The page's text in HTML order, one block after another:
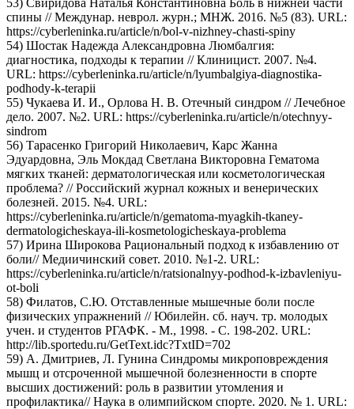
53) Свиридова Наталья Константиновна Боль в нижней части
спины // Междунар. неврол. журн.; МНЖ. 2016. №5 (83). URL:
https://cyberleninka.ru/article/n/bol-v-nizhney-chasti-spiny
54) Шостак Надежда Александровна Люмбалгия:
диагностика, подходы к терапии // Клиницист. 2007. №4.
URL: https://cyberleninka.ru/article/n/lyumbalgiya-diagnostika-
podhody-k-terapii
55) Чукаева И. И., Орлова Н. В. Отечный синдром // Лечебное
дело. 2007. №2. URL: https://cyberleninka.ru/article/n/otechnyy-
sindrom
56) Тарасенко Григорий Николаевич, Карс Жанна
Эдуардовна, Эль Мокдад Светлана Викторовна Гематома
мягких тканей: дерматологическая или косметологическая
проблема? // Российский журнал кожных и венерических
болезней. 2015. №4. URL:
https://cyberleninka.ru/article/n/gematoma-myagkih-tkaney-
dermatologicheskaya-ili-kosmetologicheskaya-problema
57) Ирина Широкова Рациональный подход к избавлению от
боли// Медиичинский совет. 2010. №1-2. URL:
https://cyberleninka.ru/article/n/ratsionalnyy-podhod-k-izbavleniyu-
ot-boli
58) Филатов, С.Ю. Отставленные мышечные боли после
физических упражнений // Юбилейн. сб. науч. тр. молодых
учен. и студентов РГАФК. - М., 1998. - С. 198-202. URL:
http://lib.sportedu.ru/GetText.idc?TxtID=702
59) А. Дмитриев, Л. Гунина Синдромы микроповреждения
мышц и отсроченной мышечной болезненности в спорте
высших достижений: роль в развитии утомления и
профилактика// Наука в олимпийском спорте. 2020. № 1. URL: